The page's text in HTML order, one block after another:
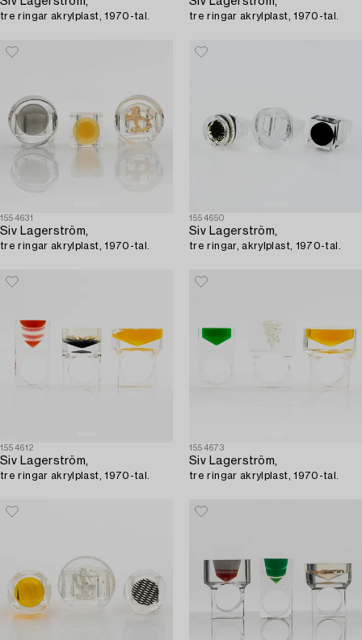
tre ringar akrylplast, 1970-tal. tre ringar akrylplast, 1970-tal.
1554631
Siv Lagerström,
tre ringar akrylplast, 1970-tal.
1554650
Siv Lagerström,
tre ringar, akrylplast, 1970-tal.
1554612
Siv Lagerström,
tre ringar akrylplast, 1970-tal.
1554673
Siv Lagerström,
tre ringar akrylplast, 1970-tal.